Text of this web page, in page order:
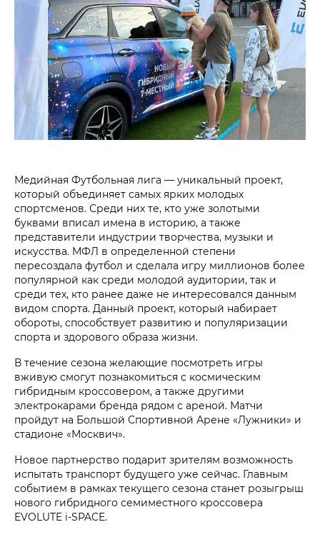
Медийная Футбольная лига — уникальный проект,
который объединяет самых ярких молодых
спортсменов. Среди них те, кто уже золотыми
буквами вписал имена в историю, а также
представители индустрии творчества, музыки и
искусства. МФЛ в определенной степени
пересоздала футбол и сделала игру миллионов более
популярной как среди молодой аудитории, так и
среди тех, кто ранее даже не интересовался данным
видом спорта. Данный проект, который набирает
обороты, способствует развитию и популяризации
спорта и здорового образа жизни.
В течение сезона желающие посмотреть игры
вживую смогут познакомиться с космическим
гибридным кроссовером, а также другими
электрокарами бренда рядом с ареной. Матчи
пройдут на Большой Спортивной Арене «Лужники» и
стадионе «Москвич».
Новое партнерство подарит зрителям возможность
испытать транспорт будущего уже сейчас. Главным
событием в рамках текущего сезона станет розыгрыш
нового гибридного семиместного кроссовера
EVOLUTE i‑SPACE.